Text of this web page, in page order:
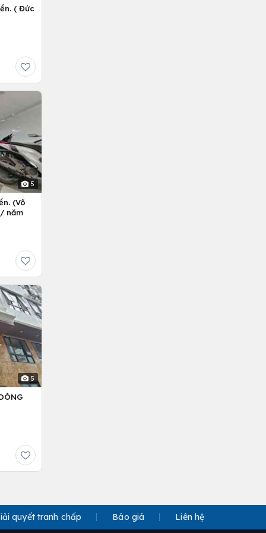
( Đức
5
(Võ
năm
5
quyết tranh chấp Báo giá Liên hệ